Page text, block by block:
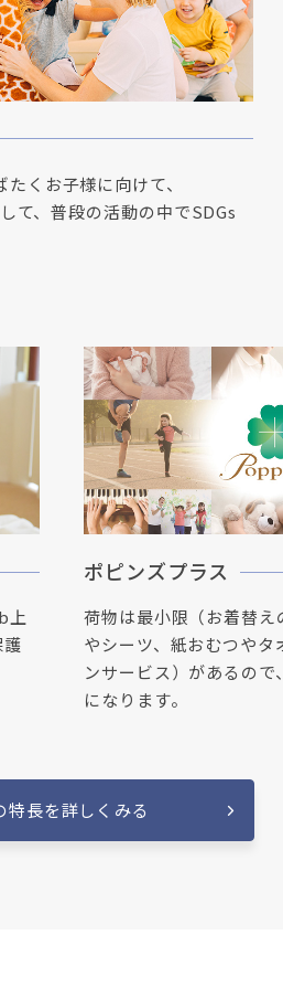
くお子様に向けて、
て、普段の活動の中でSDGs
上
ポピンズプラス
荷物は最小限（お着替
やシーツ、紙おむつやタ
ンサービス）があるの
になります。
特長を詳しくみる